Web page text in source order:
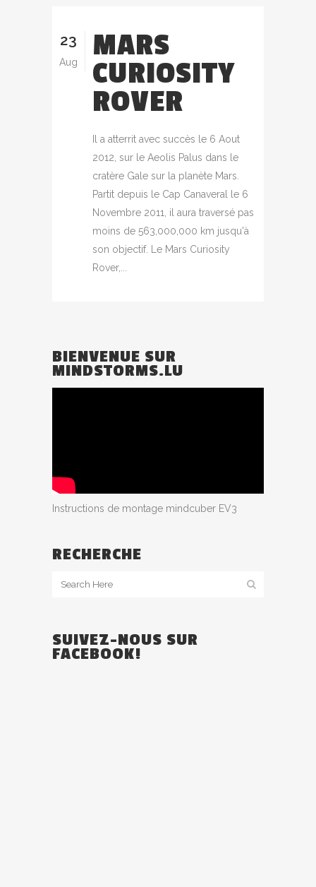
23
Aug
MARS
CURIOSITY
ROVER
Il a atterrit avec succès le 6 Aout
2012, sur le Aeolis Palus dans le
cratère Gale sur la planète Mars.
Partit depuis le Cap Canaveral le 6
Novembre 2011, il aura traversé pas
moins de 563,000,000 km jusqu'à
son objectif. Le Mars Curiosity
Rover,...
BIENVENUE SUR
MINDSTORMS.LU
Instructions de montage mindcuber EV3
RECHERCHE
SUIVEZ-NOUS SUR
FACEBOOK!